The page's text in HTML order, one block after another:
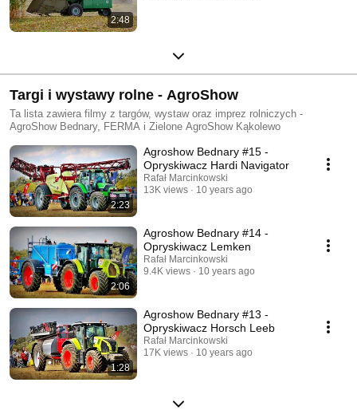
2:48
Targi i wystawy rolne - AgroShow
Ta lista zawiera filmy z targów, wystaw oraz imprez rolniczych -
AgroShow Bednary, FERMA i Zielone AgroShow Kąkolewo
2:23
Agroshow Bednary #15 -
Opryskiwacz Hardi Navigator
Rafał Marcinkowski
13K views
10 years ago
2:06
Agroshow Bednary #14 -
Opryskiwacz Lemken
Rafał Marcinkowski
9.4K views
10 years ago
1:28
Agroshow Bednary #13 -
Opryskiwacz Horsch Leeb
Rafał Marcinkowski
17K views
10 years ago